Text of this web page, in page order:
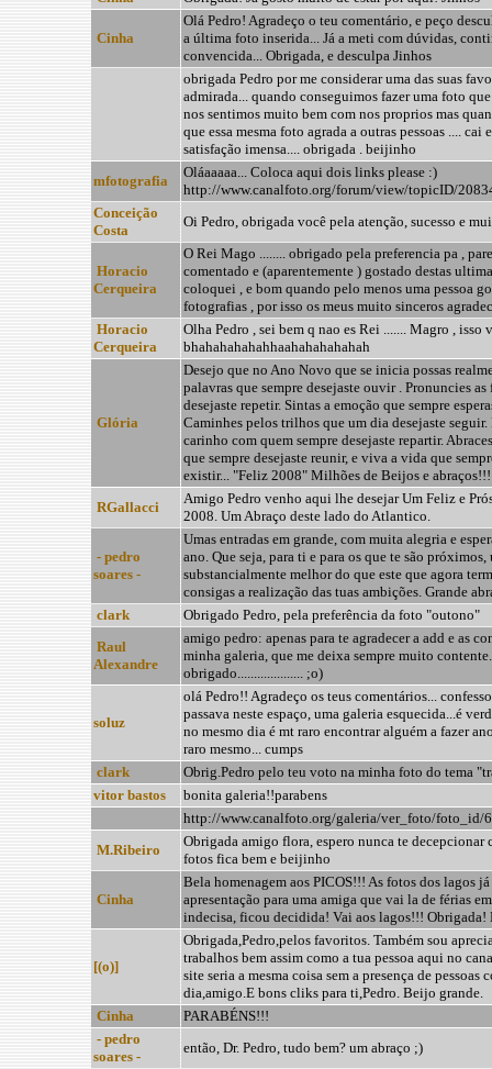
Cinha
Olá Pedro! Agradeço o teu comentário, e peço
a última foto inserida... Já a meti com dúvidas,
convencida... Obrigada, e desculpa Jinhos
obrigada Pedro por me considerar uma das suas
admirada... quando conseguimos fazer uma foto
nos sentimos muito bem com nos proprios mas
que essa mesma foto agrada a outras pessoas .... cai
satisfação imensa.... obrigada . beijinho
mfotografia
Oláaaaaa... Coloca aqui dois links please :)
http://www.canalfoto.org/forum/view/topicID/
Conceição
Costa
Oi Pedro, obrigada você pela atenção, sucesso e
Horacio
Cerqueira
O Rei Mago ........ obrigado pela preferencia pa ,
comentado e (aparentemente ) gostado destas
coloquei , e bom quando pelo menos uma pessoa
fotografias , por isso os meus muito sinceros
Horacio
Cerqueira
Olha Pedro , sei bem q nao es Rei ....... Magro , isso
bhahahahahahhaahahahahahah
Glória
Desejo que no Ano Novo que se inicia possas
palavras que sempre desejaste ouvir . Pronuncies as
desejaste repetir. Sintas a emoção que sempre
Caminhes pelos trilhos que um dia desejaste
carinho com quem sempre desejaste repartir.
que sempre desejaste reunir, e viva a vida que
existir... "Feliz 2008" Milhões de Beijos e abraços!!!
RGallacci
Amigo Pedro venho aqui lhe desejar Um Feliz e
2008. Um Abraço deste lado do Atlantico.
- pedro
soares -
Umas entradas em grande, com muita alegria e
ano. Que seja, para ti e para os que te são
substancialmente melhor do que este que agora
consigas a realização das tuas ambições. Grande
clark
Obrigado Pedro, pela preferência da foto "outono"
Raul
Alexandre
amigo pedro: apenas para te agradecer a add e as
minha galeria, que me deixa sempre muito
obrigado.................... ;o)
soluz
olá Pedro!! Agradeço os teus comentários...
passava neste espaço, uma galeria esquecida...é
no mesmo dia é mt raro encontrar alguém a fazer
raro mesmo... cumps
clark
Obrig.Pedro pelo teu voto na minha foto do tema
vitor bastos
bonita galeria!!parabens
http://www.canalfoto.org/galeria/ver_foto/foto_id/
M.Ribeiro
Obrigada amigo flora, espero nunca te decepcionar
fotos fica bem e beijinho
Cinha
Bela homenagem aos PICOS!!! As fotos dos lagos
apresentação para uma amiga que vai la de férias
indecisa, ficou decidida! Vai aos lagos!!!
[(o)]
Obrigada,Pedro,pelos favoritos. Também sou
trabalhos bem assim como a tua pessoa aqui no
site seria a mesma coisa sem a presença de
dia,amigo.E bons cliks para ti,Pedro. Beijo grande.
Cinha
PARABÉNS!!!
- pedro
soares -
então, Dr. Pedro, tudo bem? um abraço ;)